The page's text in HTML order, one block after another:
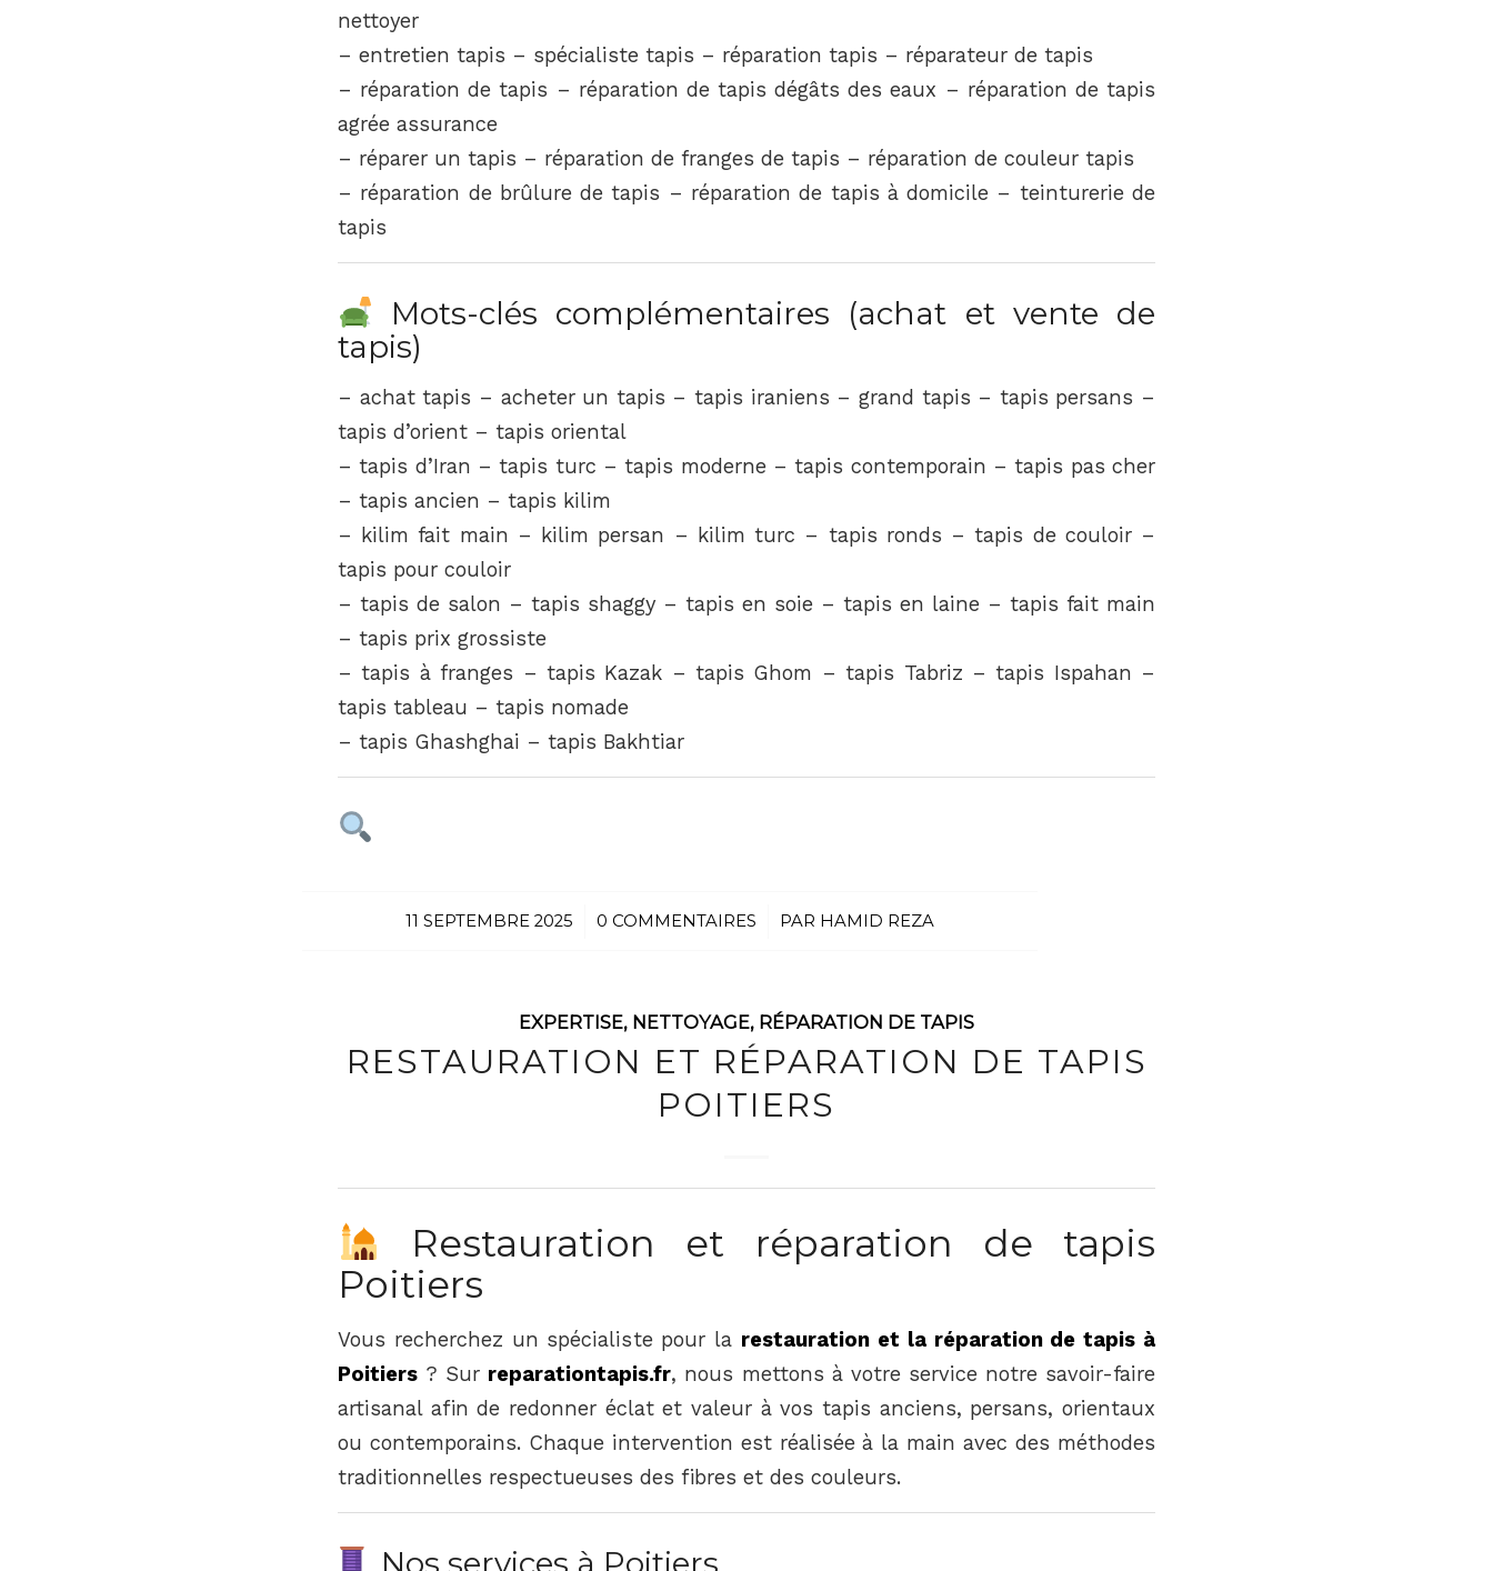
nettoyer
– entretien tapis – spécialiste tapis – réparation tapis – réparateur de tapis
– réparation de tapis – réparation de tapis dégâts des eaux – réparation de tapis
agrée assurance
– réparer un tapis – réparation de franges de tapis – réparation de couleur tapis
– réparation de brûlure de tapis – réparation de tapis à domicile – teinturerie de
tapis
Mots-clés complémentaires (achat et vente de
tapis)
– achat tapis – acheter un tapis – tapis iraniens – grand tapis – tapis persans –
tapis d’orient – tapis oriental
– tapis d’Iran – tapis turc – tapis moderne – tapis contemporain – tapis pas cher
– tapis ancien – tapis kilim
– kilim fait main – kilim persan – kilim turc – tapis ronds – tapis de couloir –
tapis pour couloir
– tapis de salon – tapis shaggy – tapis en soie – tapis en laine – tapis fait main
– tapis prix grossiste
– tapis à franges – tapis Kazak – tapis Ghom – tapis Tabriz – tapis Ispahan –
tapis tableau – tapis nomade
– tapis Ghashghai – tapis Bakhtiar
11 SEPTEMBRE 2025
/ 0 COMMENTAIRES
/ PAR HAMID REZA
EXPERTISE, NETTOYAGE, RÉPARATION DE TAPIS
RESTAURATION ET RÉPARATION DE TAPIS
POITIERS
Restauration et réparation de tapis
Poitiers
Vous recherchez un spécialiste pour la restauration et la réparation de tapis à
Poitiers ? Sur reparationtapis.fr, nous mettons à votre service notre savoir-faire
artisanal afin de redonner éclat et valeur à vos tapis anciens, persans, orientaux
ou contemporains. Chaque intervention est réalisée à la main avec des méthodes
traditionnelles respectueuses des fibres et des couleurs.